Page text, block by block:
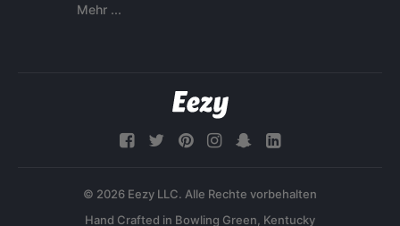
Mehr ...
© 2026 Eezy LLC. Alle Rechte vorbehalten